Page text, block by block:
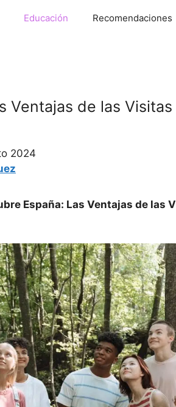
Educación Recomendaciones
Ventajas de las
2024
España: Las Ventajas de las